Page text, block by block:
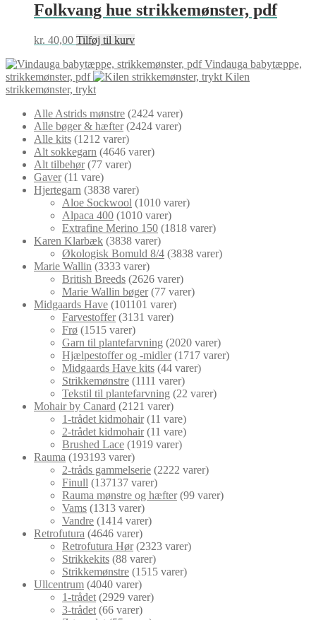
Folkvang hue strikkemønster, pdf
kr. 40,00 Tilføj til kurv
Vindauga babytæppe,
strikkemønster, pdf
Kilen
strikkemønster, trykt
Alle Astrids mønstre 2424 varer
Alle bøger & hæfter 2424 varer
Alle kits 1212 varer
Alt sokkegarn 4646 varer
Alt tilbehør 77 varer
Gaver 11 vare
Hjertegarn 3838 varer
Aloe Sockwool
1010 varer
Alpaca 400 1010 varer
Extrafine Merino 150 1818 varer
Karen Klarbæk 3838 varer
Økologisk Bomuld 8/4 3838 varer
Marie Wallin 3333 varer
British Breeds 2626 varer
Marie Wallin bøger 77 varer
Midgaards Have 101101 varer
Farvestoffer 3131 varer
Frø 1515 varer
Garn til plantefarvning
2020 varer
Hjælpestoffer og -midler 1717 varer
Midgaards Have kits 44 varer
Strikkemønstre 1111 varer
Tekstil til plantefarvning
22 varer
Mohair by Canard
21 21 varer
1-trådet kidmohair 11 vare
2-trådet kidmohair 11 vare
Brushed Lace 1919 varer
Rauma
193193 varer
2-tråds gammelserie 2222 varer
Finull
137137 varer
Rauma mønstre og hæfter 99 varer
Vams 1313 varer
Vandre 1414 varer
Retrofutura 4646 varer
Retrofutura Hør 2323 varer
Strikkekits 88 varer
Strikkemønstre 1515 varer
Ullcentrum 4040 varer
1-trådet 2929 varer
3-trådet 66 varer